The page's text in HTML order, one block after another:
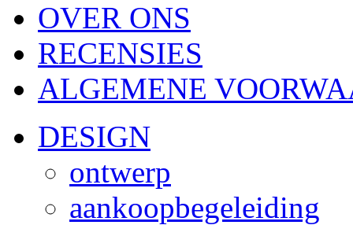
OVER ONS
RECENSIES
ALGEMENE
DESIGN
ontwerp
aankoopbegeleiding